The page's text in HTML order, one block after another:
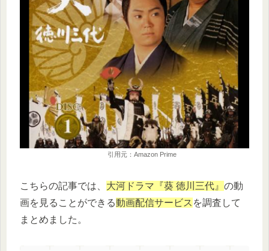
引用元：Amazon Prime
こちらの記事では、 大河ドラマ『葵 徳川三代』 の動
画を見ることができる動画配信サービス を調査して
まとめました。